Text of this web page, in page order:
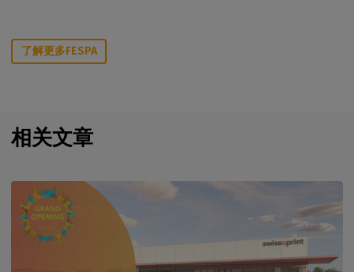
了解更多FESPA
相关文章